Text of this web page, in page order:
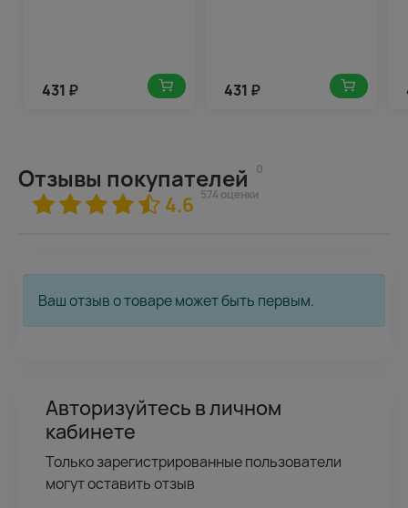
431 ₽ 431 ₽
Отзывы покупателей 0
4.6 574 оценки
Ваш отзыв о товаре может быть первым.
Авторизуйтесь в личном
кабинете
Только зарегистрированные пользователи
могут оставить отзыв